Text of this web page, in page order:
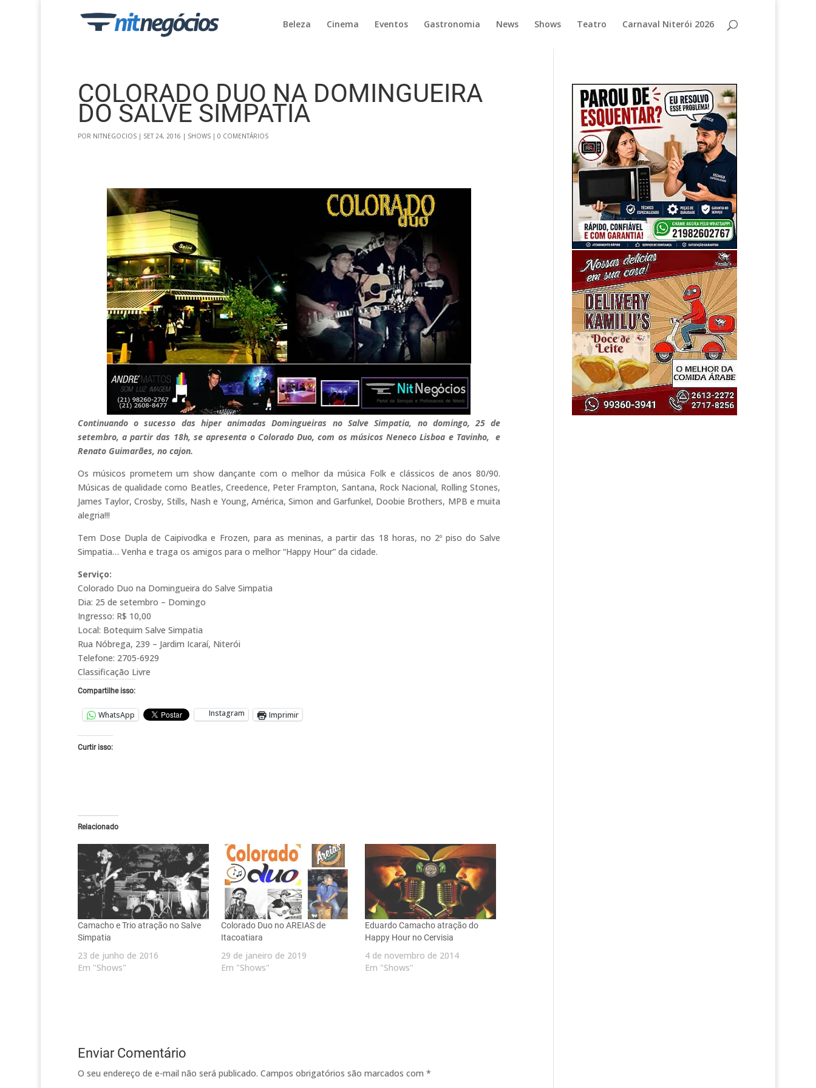
Beleza Cinema Eventos Gastronomia News Shows Teatro Carnaval Niterói 2026
COLORADO DUO NA DOMINGUEIRA
DO SALVE SIMPATIA
POR NITNEGOCIOS| SET 24, 2016 | SHOWS| 0 COMENTÁRIOS
Continuando o sucesso das hiper animadas Domingueiras no Salve Simpatia, no domingo, 25 de
setembro, a partir das 18h, se apresenta o Colorado Duo, com os músicos Neneco Lisboa e Tavinho, e
Renato Guimarães, no cajon.
Os músicos prometem um show dançante com o melhor da música Folk e clássicos de anos 80/90.
Músicas de qualidade como Beatles, Creedence, Peter Frampton, Santana, Rock Nacional, Rolling Stones,
James Taylor, Crosby, Stills, Nash e Young, América, Simon and Garfunkel, Doobie Brothers, MPB e muita
alegria!!!
Tem Dose Dupla de Caipivodka e Frozen, para as meninas, a partir das 18 horas, no 2º piso do Salve
Simpatia… Venha e traga os amigos para o melhor “Happy Hour” da cidade.
Serviço:
Colorado Duo na Domingueira do Salve Simpatia
Dia: 25 de setembro – Domingo
Ingresso: R$ 10,00
Local: Botequim Salve Simpatia
Rua Nóbrega, 239 – Jardim Icaraí, Niterói
Telefone: 2705-6929
Classificação Livre
Compartilhe isso:
WhatsApp Instagram Imprimir
Curtir isso:
Relacionado
Camacho e Trio atração no Salve
Simpatia
23 de junho de 2016
Em "Shows"
Colorado Duo no AREIAS de
Itacoatiara
29 de janeiro de 2019
Em "Shows"
Eduardo Camacho atração do
Happy Hour no Cervisia
4 de novembro de 2014
Em "Shows"
Enviar Comentário
O seu endereço de e-mail não será publicado. Campos obrigatórios são marcados com *